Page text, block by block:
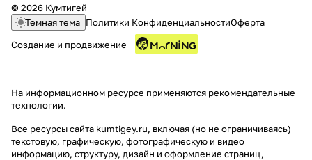
© 2026 Кумтигей
Темная тема Политики КонфиденциальностиОферта
Создание и продвижение
На информационном ресурсе применяются рекомендательные
технологии.
Все ресурсы сайта kumtigey.ru, включая (но не ограничиваясь)
текстовую, графическую, фотографическую и видео
информацию, структуру, дизайн и оформление страниц,